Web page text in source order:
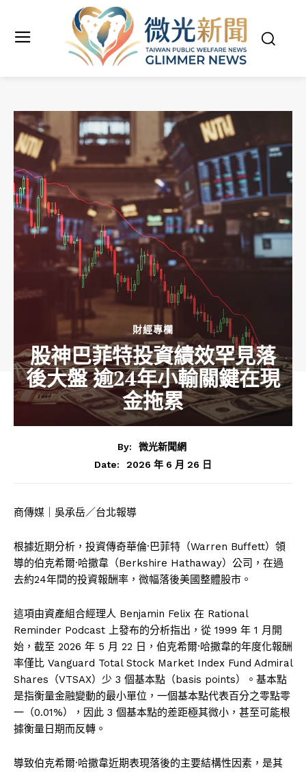
財經專欄
股神巴菲特投資績效罕見落
後大盤 逾24年小輸關鍵在現
金拖累
By:
微光新聞網
Date:
2026 年 6 月 26 日
商傳媒｜吳承岳／台北報導
根據近期分析，投資傳奇華倫·巴菲特（Warren Buffett）領
導的伯克希爾·哈撒韋（Berkshire Hathaway）公司，在過
去約24年間的投資報酬率，微幅落後美國整體股市。
這項由資產組合經理人 Benjamin Felix 在 Rational
Reminder Podcast 上發布的分析指出，從 1999 年 1 月開
始，截至 2026 年 5 月 22 日，伯克希爾·哈撒韋的年度化報酬
率僅比 Vanguard Total Stock Market Index Fund Admiral
Shares（VTSAX）少 3 個基本點（basis points）。基本點
是指衡量金融變動的最小單位，一個基本點代表百分之零點零
一（0.01%），因此 3 個基本點的差距極其微小，甚至可能根
據衡量日期而反轉。
導致伯克希爾·哈撒韋近期表現落後的主要結構性因素，是其